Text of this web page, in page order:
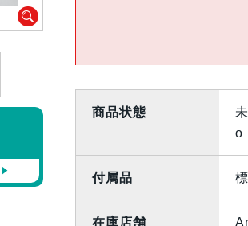
商品状態
o
付属品
在庫店舗